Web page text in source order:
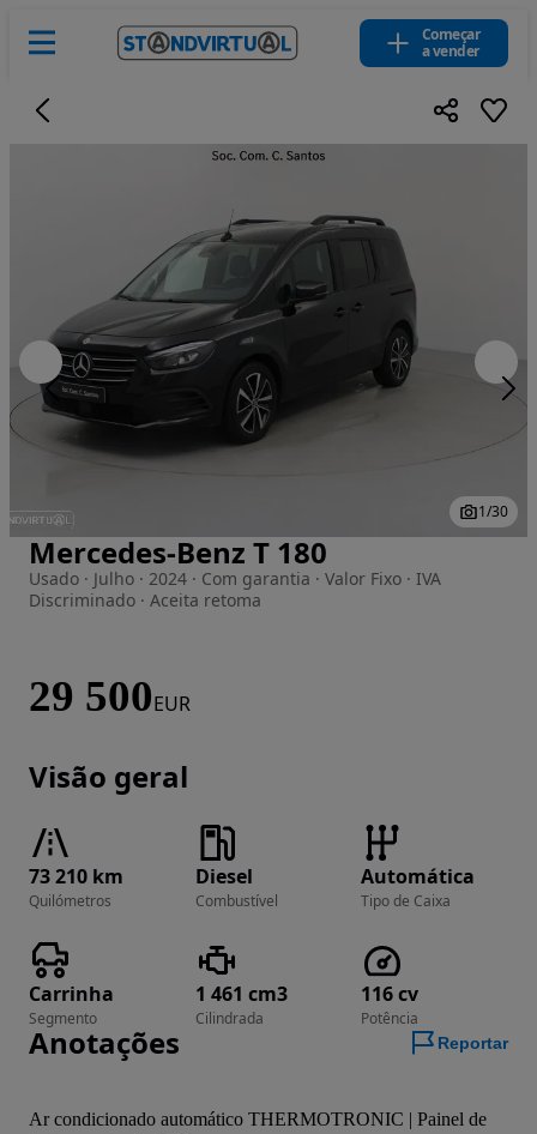
Começar
a vender
Imagem 1 de 30
1/30
Mercedes-Benz T 180
Usado · Julho · 2024 · Com garantia · Valor Fixo · IVA
Discriminado · Aceita retoma
29 500EUR
Visão geral
73 210 km
Quilómetros
Diesel
Combustível
Automática
Tipo de Caixa
Carrinha
Segmento
1 461 cm3
Cilindrada
116 cv
Potência
Anotações Reportar
Ar condicionado automático THERMOTRONIC | Painel de